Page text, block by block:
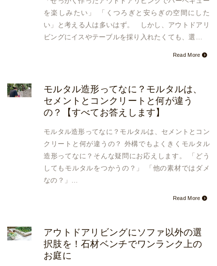
を楽しみたい」 「くつろぎと安らぎの空間にした
い」と考える人は多いはず。 しかし、アウトドアリ
ビングにイスやテーブルを採り入れたくても、選…
Read More
モルタル造形ってなに？モルタルは、
セメントとコンクリートと何が違う
の？【すべてお答えします】
モルタル造形ってなに？モルタルは、セメントとコン
クリートと何が違うの？ 外構でもよくきくモルタル
造形ってなに？そんな疑問にお応えします。 「どう
してもモルタルをつかうの？」 「他の素材ではダメ
なの？」…
Read More
アウトドアリビングにソファ以外の選
択肢を！石材ベンチでワンランク上の
お庭に